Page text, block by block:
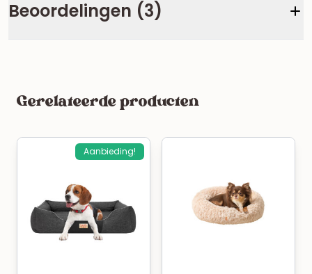
Beoordelingen (3)
Gerelateerde producten
Aanbieding!